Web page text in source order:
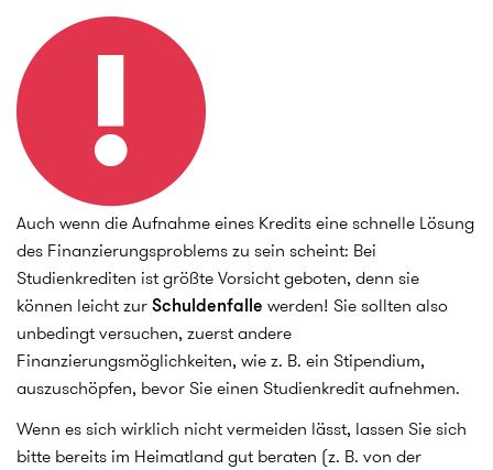
Auch wenn die Aufnahme eines Kredits eine schnelle Lösung
des Finanzierungsproblems zu sein scheint: Bei
Studienkrediten ist größte Vorsicht geboten, denn sie
können leicht zurSchuldenfalle werden! Sie sollten also
unbedingt versuchen, zuerst andere
Finanzierungsmöglichkeiten, wie z. B. ein Stipendium,
auszuschöpfen, bevor Sie einen Studienkredit aufnehmen.
Wenn es sich wirklich nicht vermeiden lässt, lassen Sie sich
bitte bereits im Heimatland gut beraten (z. B. von der